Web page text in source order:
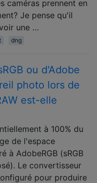
caméras prennent en
Je pense qu'il
une …
dng
ou d'Adobe
photo lors de
est-elle
à 100% du
de l'espace
à AdobeRGB (sRGB
Le convertisseur
pour produire